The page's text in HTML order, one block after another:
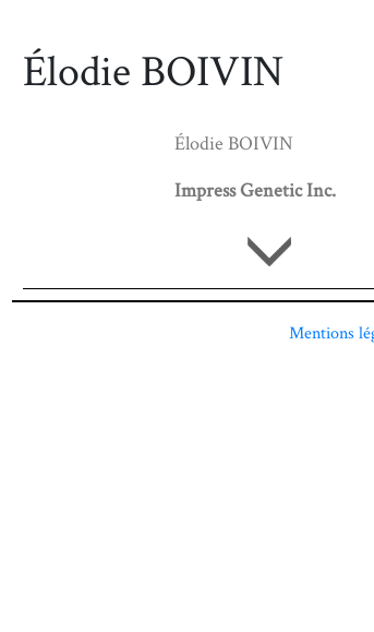
Élodie BOIVIN
Élodie BOIVIN
Impress Genetic Inc.
Mentions